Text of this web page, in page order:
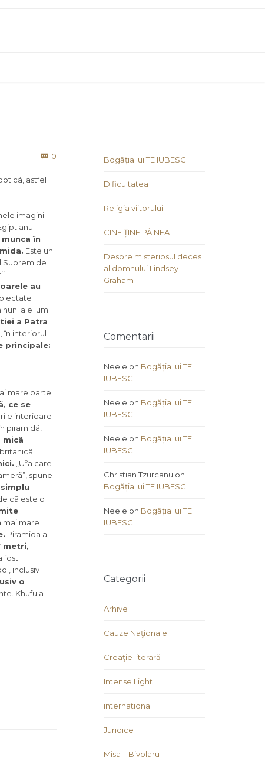
 0
astfel
imagini
anul
în
Este un
Suprem de
au
ale lumii
a Patra
în interiorul
principale:
mare parte
ce se
interioare
piramidã,
micã
„Uºa care
spune
cã este o
mai mare
Piramida a
metri,
fost
inclusiv
o
Khufu a
Bogăția lui TE IUBESC
Dificultatea
Religia viitorului
CINE ȚINE PÂINEA
Despre misteriosul deces
al domnului Lindsey
Graham
Comentarii
Neele on Bogăția lui TE
IUBESC
Neele on Bogăția lui TE
IUBESC
Neele on Bogăția lui TE
IUBESC
Christian Tzurcanu on
Bogăția lui TE IUBESC
Neele on Bogăția lui TE
IUBESC
Categorii
Arhive
Cauze Naţionale
Creaţie literară
Intense Light
international
Juridice
Misa – Bivolaru